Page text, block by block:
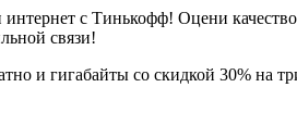
с Тинькофф! Оцени
связи!
и гигабайты со скидкой 30% на